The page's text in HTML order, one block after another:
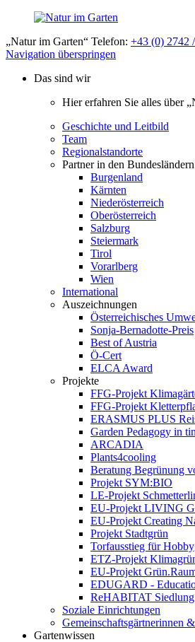
„Natur im Garten“ Telefon: +43 (0) 2742
Navigation überspringen
Das sind wir
Hier erfahren Sie alles über
Geschichte und Leitbild
Team
Regionalstandorte
Partner in den Bundesländern
Burgenland
Kärnten
Niederösterreich
Oberösterreich
Salzburg
Steiermark
Tirol
Vorarlberg
Wien
International
Auszeichnungen
Österreichisches
Sonja-Bernadotte-Preis
Best of Austria
Ö-Cert
ELCA Award
Projekte
FFG-Projekt
FFG-Projekt
ERASMUS PLUS
Garden Pedagogy in
ARCADIA
Plants4cooling
Beratung Begrünung
Projekt SYM:BIO
LE-Projekt
EU-Projekt LIVING
EU-Projekt Creating
Projekt Stadtgrün
Torfausstieg für
ETZ-Projekt
EU-Projekt
EDUGARD -
ReHABITAT Siedlung
Soziale Einrichtungen
Gemeinschaftsgärtnerinnen
Gartenwissen